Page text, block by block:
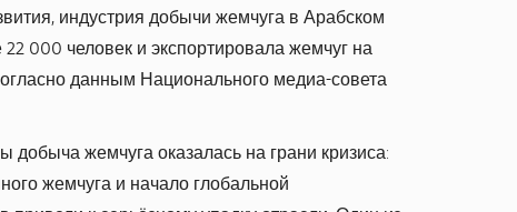
индустрия добычи жемчуга в Арабском
000 человек и экспортировала жемчуг на
данным Национального медиа-совета
жемчуга оказалась на грани кризиса:
жемчуга и начало глобальной